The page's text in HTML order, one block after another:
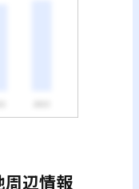
周辺情報